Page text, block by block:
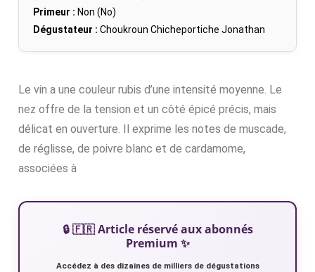
Primeur : Non (No)
Dégustateur : Choukroun Chicheportiche Jonathan
Le vin a une couleur rubis d’une intensité moyenne. Le
nez offre de la tension et un côté épicé précis, mais
délicat en ouverture. Il exprime les notes de muscade,
de réglisse, de poivre blanc et de cardamome,
associées à
🔒 🇫🇷 Article réservé aux abonnés
Premium ✨
Accédez à des dizaines de milliers de dégustations